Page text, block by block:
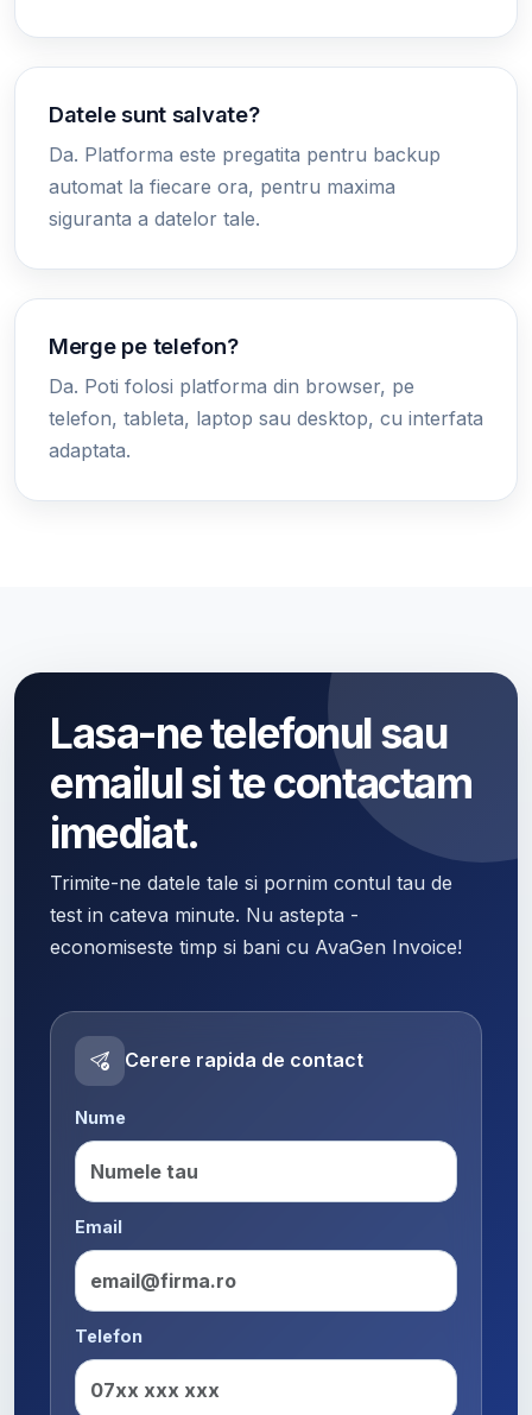
Datele sunt salvate?
Da. Platforma este pregatita pentru backup
automat la fiecare ora, pentru maxima
siguranta a datelor tale.
Merge pe telefon?
Da. Poti folosi platforma din browser, pe
telefon, tableta, laptop sau desktop, cu interfata
adaptata.
Lasa-ne telefonul sau
emailul si te contactam
imediat.
Trimite-ne datele tale si pornim contul tau de
test in cateva minute. Nu astepta -
economiseste timp si bani cu AvaGen Invoice!
Cerere rapida de contact
Nume
Email
Telefon